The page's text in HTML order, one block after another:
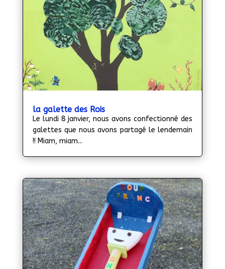
la galette des Rois
Le lundi 8 janvier, nous avons confectionné des
galettes que nous avons partagé le lendemain
!! Miam, miam...